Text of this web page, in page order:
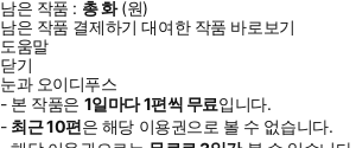
남은 작품 : 총화(원)
남은 작품 결제하기 대여한 작품 바로보기
도움말
닫기
눈과 오이디푸스
- 본 작품은 1일마다1편씩 무료입니다.
- 최근10편은 해당 이용권으로 볼 수 없습니다.